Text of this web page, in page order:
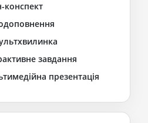
конспект
завдання
презентація